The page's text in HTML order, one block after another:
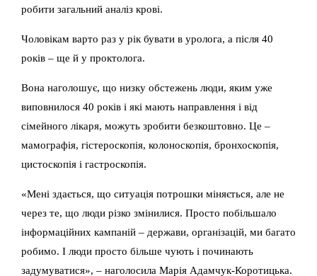
робити загальний аналіз крові.
Чоловікам варто раз у рік бувати в уролога, а після 40
років – ще й у проктолога.
Вона наголошує, що низку обстежень люди, яким уже
виповнилося 40 років і які мають направлення і від
сімейного лікаря, можуть зробити безкоштовно. Це –
мамографія, гістероскопія, колоноскопія, бронхоскопія,
цистоскопія і гастроскопія.
«Мені здається, що ситуація потрошки міняється, але не
через те, що люди різко змінилися. Просто побільшало
інформаційних кампаній – держави, організацій, ми багато
робимо. І люди просто більше чують і починають
задумуватися», – наголосила Марія Адамчук-Коротицька.